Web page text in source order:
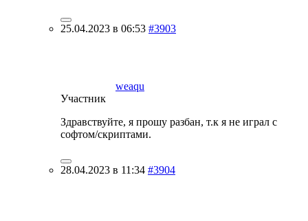
25.04.2023 в 06:53 #3903
weaqu
Участник
Здравствуйте, я прошу разбан, т.к я не играл с
софтом/скриптами.
28.04.2023 в 11:34 #3904